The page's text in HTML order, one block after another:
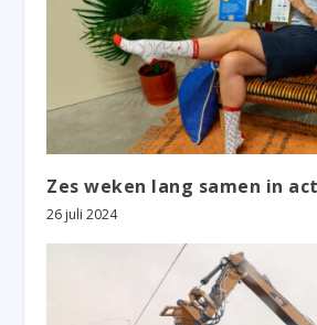
Zes weken lang samen in
26 juli 2024